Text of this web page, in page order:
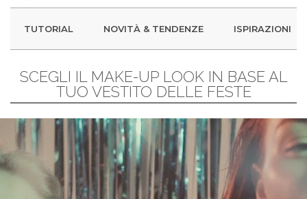
TUTORIAL NOVITÀ & TENDENZE ISPIRAZIONI
SCEGLI IL MAKE-UP LOOK IN BASE AL
TUO VESTITO DELLE FESTE